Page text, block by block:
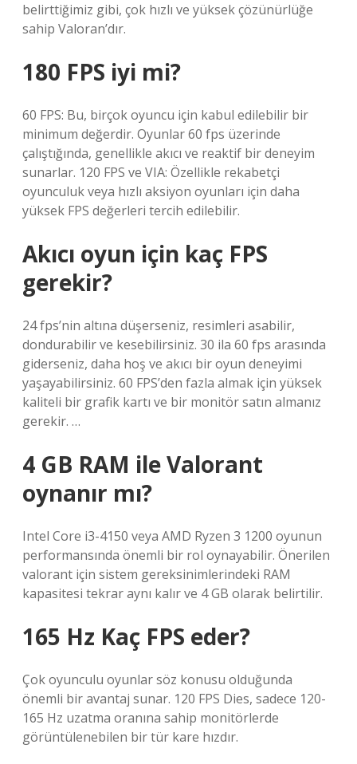
belirttiğimiz gibi, çok hızlı ve yüksek çözünürlüğe
sahip Valoran’dır.
180 FPS iyi mi?
60 FPS: Bu, birçok oyuncu için kabul edilebilir bir
minimum değerdir. Oyunlar 60 fps üzerinde
çalıştığında, genellikle akıcı ve reaktif bir deneyim
sunarlar. 120 FPS ve VIA: Özellikle rekabetçi
oyunculuk veya hızlı aksiyon oyunları için daha
yüksek FPS değerleri tercih edilebilir.
Akıcı oyun için kaç FPS
gerekir?
24 fps’nin altına düşerseniz, resimleri asabilir,
dondurabilir ve kesebilirsiniz. 30 ila 60 fps arasında
giderseniz, daha hoş ve akıcı bir oyun deneyimi
yaşayabilirsiniz. 60 FPS’den fazla almak için yüksek
kaliteli bir grafik kartı ve bir monitör satın almanız
gerekir. …
4 GB RAM ile Valorant
oynanır mı?
Intel Core i3-4150 veya AMD Ryzen 3 1200 oyunun
performansında önemli bir rol oynayabilir. Önerilen
valorant için sistem gereksinimlerindeki RAM
kapasitesi tekrar aynı kalır ve 4 GB olarak belirtilir.
165 Hz Kaç FPS eder?
Çok oyunculu oyunlar söz konusu olduğunda
önemli bir avantaj sunar. 120 FPS Dies, sadece 120-
165 Hz uzatma oranına sahip monitörlerde
görüntülenebilen bir tür kare hızdır.